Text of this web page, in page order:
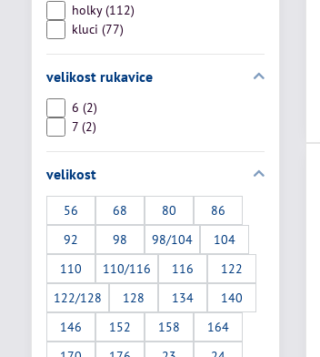
holky (112)
kluci (77)
velikost rukavice
6 (2)
7 (2)
velikost
56 68 80
86
92
98 98/104
104
110
110/116 116
122
122/128
128 134
140
146
152 158
164